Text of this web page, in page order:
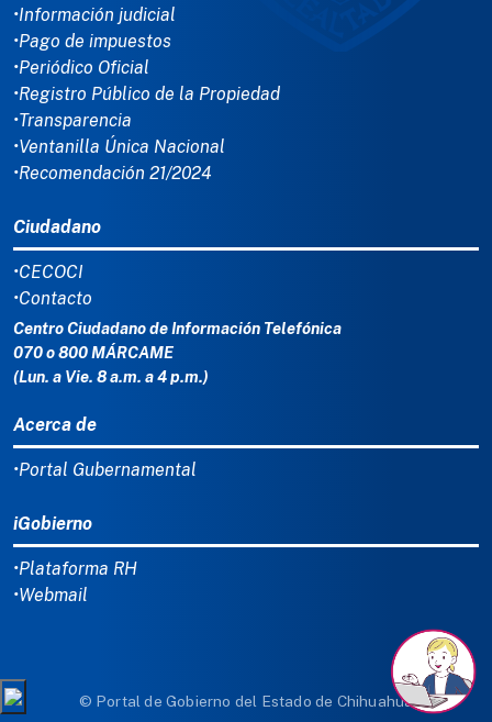
•Información judicial
•Pago de impuestos
•Periódico Oficial
•Registro Público de la Propiedad
•Transparencia
•Ventanilla Única Nacional
•Recomendación 21/2024
Ciudadano
•CECOCI
•Contacto
Centro Ciudadano de Información Telefónica
070 o 800 MÁRCAME
(Lun. a Vie. 8 a.m. a 4 p.m.)
Acerca de
•Portal Gubernamental
iGobierno
•Plataforma RH
•Webmail
© Portal de Gobierno del Estado de Chihuahua